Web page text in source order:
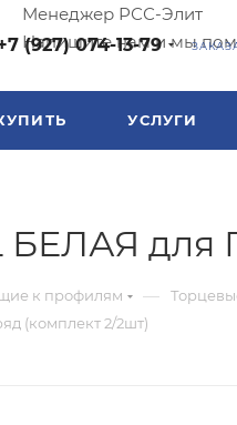
Менеджер РСС-Элит
Напишите нам и мы
(927) 074-13-79
УСЛУГИ
БЕЛАЯ для
к профилям —
(комплект 2/2шт)